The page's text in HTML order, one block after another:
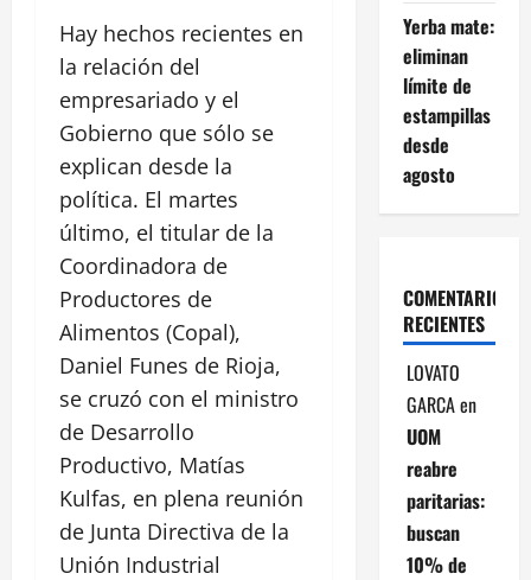
Hay hechos recientes en
la relación del
empresariado y el
Gobierno que sólo se
explican desde la
política. El martes
último, el titular de la
Coordinadora de
Productores de
Alimentos (Copal),
Daniel Funes de Rioja,
se cruzó con el ministro
de Desarrollo
Productivo, Matías
Kulfas, en plena reunión
de Junta Directiva de la
Unión Industrial
Yerba mate:
eliminan
límite de
estampillas
desde
agosto
COMENTARIOS
RECIENTES
LOVATO
GARCAen
UOM
reabre
paritarias:
buscan
10% de